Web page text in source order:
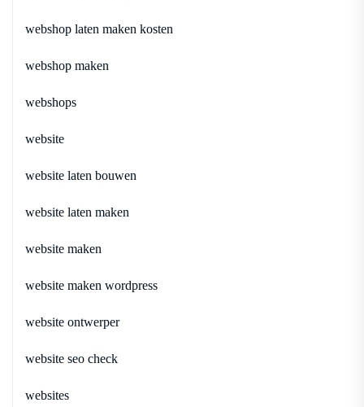
webshop laten maken kosten
webshop maken
webshops
website
website laten bouwen
website laten maken
website maken
website maken wordpress
website ontwerper
website seo check
websites